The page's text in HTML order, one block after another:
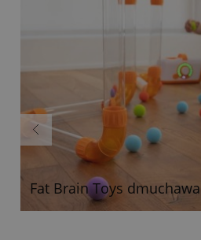
Fat Brain Toys